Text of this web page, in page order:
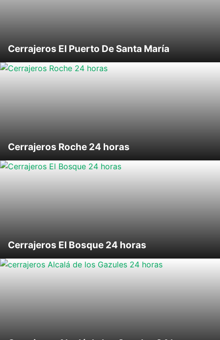
Cerrajeros El Puerto De Santa María
Cerrajeros Roche 24 horas
Cerrajeros El Bosque 24 horas